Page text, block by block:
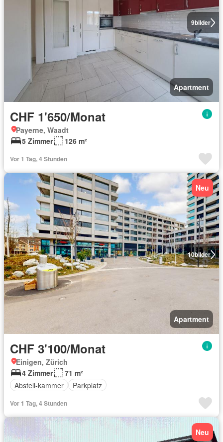
9bilder
Apartment
CHF 1'650/Monat
Payerne, Waadt
5 Zimmer
126 m²
Vor 1 Tag, 4 Stunden
10bilder
Neu
Apartment
CHF 3'100/Monat
Einigen, Zürich
4 Zimmer
71 m²
Abstell-kammer
Parkplatz
Vor 1 Tag, 4 Stunden
Neu